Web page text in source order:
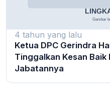
4 tahun yang lalu
Ketua DPC Gerindra
Tinggalkan Kesan Baik
Jabatannya